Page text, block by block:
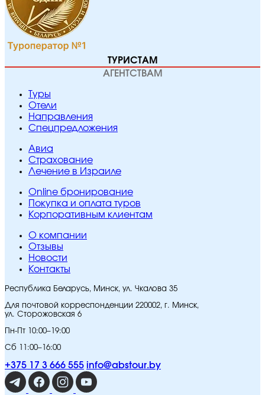
ТУРИСТАМ
АГЕНТСТВАМ
Туры
Отели
Направления
Спецпредложения
Авиа
Страхование
Лечение в Израиле
Online бронирование
Покупка и оплата туров
Корпоративным клиентам
O компании
Отзывы
Новости
Контакты
Республика Беларусь, Минск, ул. Чкалова 35
Для почтовой корреспонденции 220002, г. Минск,
ул. Сторожовская 6
Пн-Пт 10:00–19:00
Сб 11:00–16:00
+375 17 3 666 555 info@abstour.by